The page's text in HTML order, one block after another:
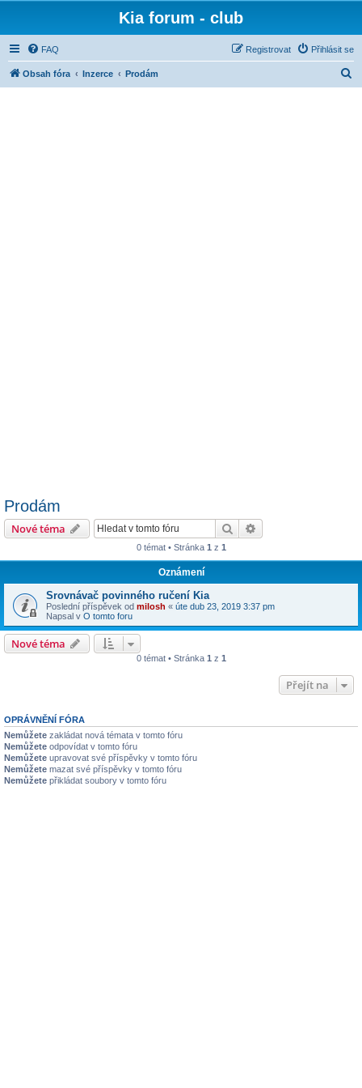
Kia forum - club
FAQ Přihlásit se
Registrovat
Obsah fóra Inzerce Prodám
Prodám
Nové téma Hledat
0 témat • Stránka 1 z 1
Oznámení
Srovnávač povinného ručení Kia
Poslední příspěvek od milosh « úte dub 23, 2019 3:37 pm
Napsal v O tomto foru
Nové téma
0 témat • Stránka 1 z 1
Přejít na
OPRÁVNĚNÍ FÓRA
Nemůžete zakládat nová témata v tomto fóru
Nemůžete odpovídat v tomto fóru
Nemůžete upravovat své příspěvky v tomto fóru
Nemůžete mazat své příspěvky v tomto fóru
Nemůžete přikládat soubory v tomto fóru